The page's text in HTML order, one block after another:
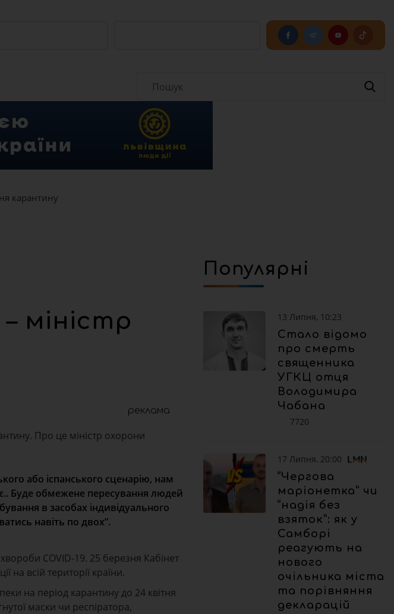
карантину
міністр
реклама
Про це міністр охорони
або іспанського сценарію, нам
Буде обмежене пересування людей
в засобах індивідуального
навіть по двох”.
COVID-19. 25 березня Кабінет
на всій території країни.
на період карантину до 24 квітня
маски чи респіратора,
Популярні
13 Липня, 10:23
Стало відомо
про смерть
священника
УГКЦ отця
Володимира
Чабана
7720
17 Липня, 20:00
“Чергова
маріонетка” чи
“надія без
взяток”: як у
Самборі
реагують на
нового
очільника міста
та порівняння
декларацій